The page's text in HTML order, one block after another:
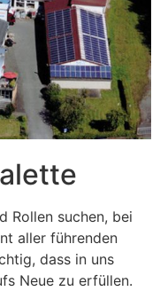
Rollen suchen, bei
aller führenden
dass in uns
Neue zu erfüllen.